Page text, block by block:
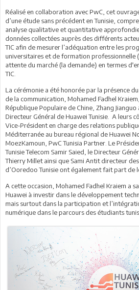
Réalisé en collaboration avec PwC, cet
d’une étude sans précédent en Tunisie,
analyse qualitative et quantitative
données collectées auprès des différents
TIC afin de mesurer l’adéquation entre les
universitaires et de formation professionnelle
attente du marché (la demande) en termes
TIC.
La cérémonie a été honorée par la présence
de la communication, Mohamed Fadhel
République Populaire de Chine, Zhang Jianguo
Directeur Général de Huawei Tunisie. A leurs
Vice-Président en charge des relations
Méditerranée au bureau régional de Huawei
MoezKamoun, PwC Tunisia Partner. Le
Tunisie Telecom Samir Saied, le Directeur
Thierry Millet ainsi que Sami Antit directeur
d’Ooredoo Tunisie ont également fait part de
A cette occasion, Mohamed Fadhel Kraiem a
Huawei à investir dans le développement
mais surtout dans la participation et
numérique dans le parcours des étudiants